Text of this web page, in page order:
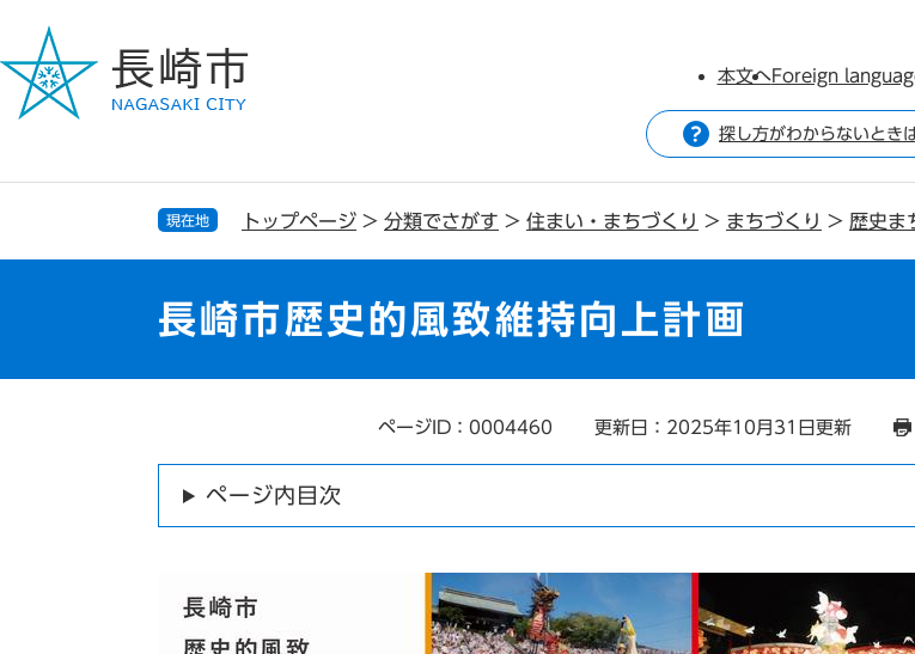
ジ
で
ュ
ば
本文へForeign
探し方がわからないとき
現在地 トップページ > 分類でさがす > 住まい・まちづくり > まちづくり > 歴史ま
長崎市歴史的風致維持向上計画
ページID：0004460 更新日：2025年10月31日更新
ページ内目次